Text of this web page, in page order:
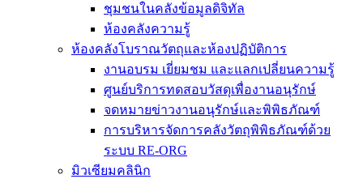
ชุมชนในคลังข้อมูลดิจิทัล
ห้องคลังความรู้
ห้องคลังโบราณวัตถุและห้องปฏิบัติการ
งานอบรม เยี่ยมชม และแลกเปลี่ยนความรู้
ศูนย์บริการทดสอบวัสดุเพื่องานอนุรักษ์
จดหมายข่าวงานอนุรักษ์และพิพิธภัณฑ์
การบริหารจัดการคลังวัตถุพิพิธภัณฑ์ด้วย
ระบบ RE-ORG
มิวเซียมคลินิก